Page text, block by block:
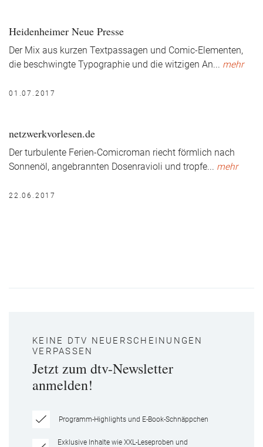
Heidenheimer Neue Presse
Der Mix aus kurzen Textpassagen und Comic-Elementen,
die beschwingte Typographie und die witzigen An... mehr
01.07.2017
netzwerkvorlesen.de
Der turbulente Ferien-Comicroman riecht förmlich nach
Sonnenöl, angebrannten Dosenravioli und tropfe... mehr
22.06.2017
KEINE DTV NEUERSCHEINUNGEN
VERPASSEN
Jetzt zum dtv-Newsletter
anmelden!
Programm-Highlights und E-Book-Schnäppchen
Exklusive Inhalte wie XXL-Leseproben und